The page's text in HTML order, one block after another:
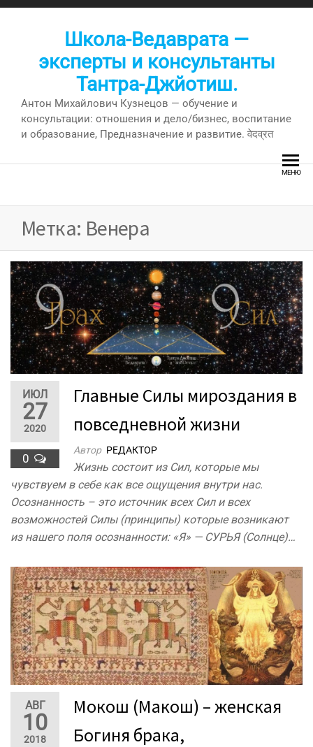
Перейти
Школа-Ведаврата —
эксперты и консультанты
Тантра-Джйотиш.
Антон Михайлович Кузнецов — обучение и
консультации: отношения и дело/бизнес, воспитание
и образование, Предназначение и развитие. वेदव्रत
МЕНЮ
Метка: Венера
ИЮЛ
27
2020
0
Главные Силы мироздания в
повседневной жизни
Автор РЕДАКТОР
Жизнь состоит из Сил, которые мы
чувствуем в себе как все ощущения внутри нас.
Осознанность – это источник всех Сил и всех
возможностей Силы (принципы) которые возникают
из нашего поля осознанности: «Я» — СУРЬЯ (Солнце)…
АВГ
10
2018
Мокош (Макош) – женская
Богиня брака,